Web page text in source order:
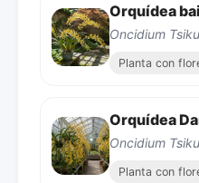
Orquídea
Oncidium
Planta con
Orquídea
Oncidium
Planta con